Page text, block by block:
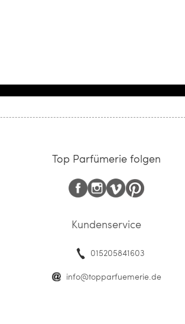
Top Parfümerie folgen
Kundenservice
015205841603
info@topparfuemerie.de